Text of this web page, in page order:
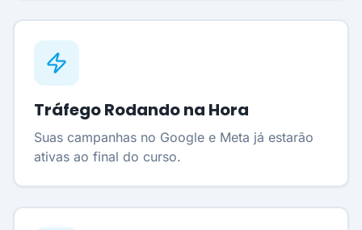
Tráfego Rodando na Hora
Suas campanhas no Google e Meta já estarão
ativas ao final do curso.